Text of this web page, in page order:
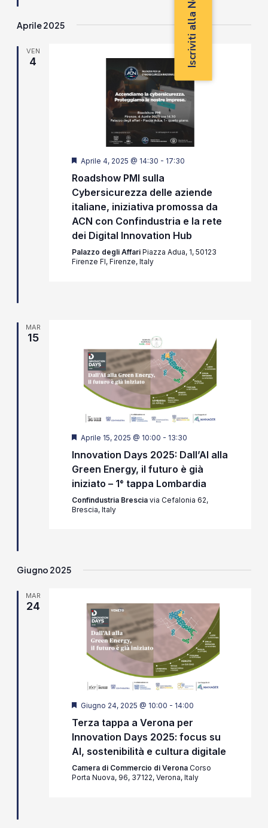
Aprile 2025
VEN
4
Segnalati
Aprile 4, 2025 @ 14:30 - 17:30
Roadshow PMI sulla
Cybersicurezza delle aziende
italiane, iniziativa promossa da
ACN con Confindustria e la rete
dei Digital Innovation Hub
Palazzo degli Affari Piazza Adua, 1, 50123
Firenze FI, Firenze, Italy
MAR
15
Segnalati
Aprile 15, 2025 @ 10:00 - 13:30
Innovation Days 2025: Dall’AI alla
Green Energy, il futuro è già
iniziato – 1° tappa Lombardia
Confindustria Brescia via Cefalonia 62,
Brescia, Italy
Giugno 2025
MAR
24
Segnalati
Giugno 24, 2025 @ 10:00 - 14:00
Terza tappa a Verona per
Innovation Days 2025: focus su
AI, sostenibilità e cultura digitale
Camera di Commercio di Verona Corso
Porta Nuova, 96, 37122, Verona, Italy